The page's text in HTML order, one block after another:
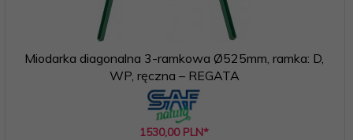
Miodarka diagonalna 3-ramkowa Ø525mm, ramka: D,
WP, ręczna – REGATA
1530,00 PLN*